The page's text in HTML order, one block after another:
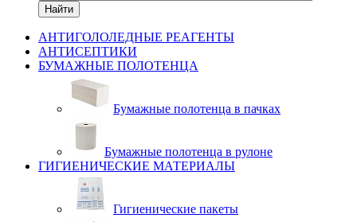
Найти
АНТИГОЛОЛЕДНЫЕ РЕАГЕНТЫ
АНТИСЕПТИКИ
БУМАЖНЫЕ ПОЛОТЕНЦА
Бумажные полотенца в пачках
Бумажные полотенца в рулоне
ГИГИЕНИЧЕСКИЕ МАТЕРИАЛЫ
Гигиенические пакеты